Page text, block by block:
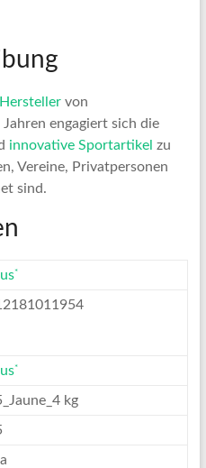
Herstellervon
engagiert sich die
innovative Sportartikel zu
Vereine, Privatpersonen
sind.
*
*
kg